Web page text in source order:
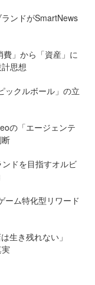
ンドがSmartNews
」から「資産」に
思想
ックルボール」の立
の「エージェンテ
ドを目指すオルビ
ム特化型リワード
は生き残れない」